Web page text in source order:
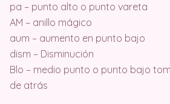
pa – punto alto o punto vareta
AM – anillo mágico
aum – aumento en punto bajo
dism – Disminución
Blo – medio punto o punto bajo
de atrás